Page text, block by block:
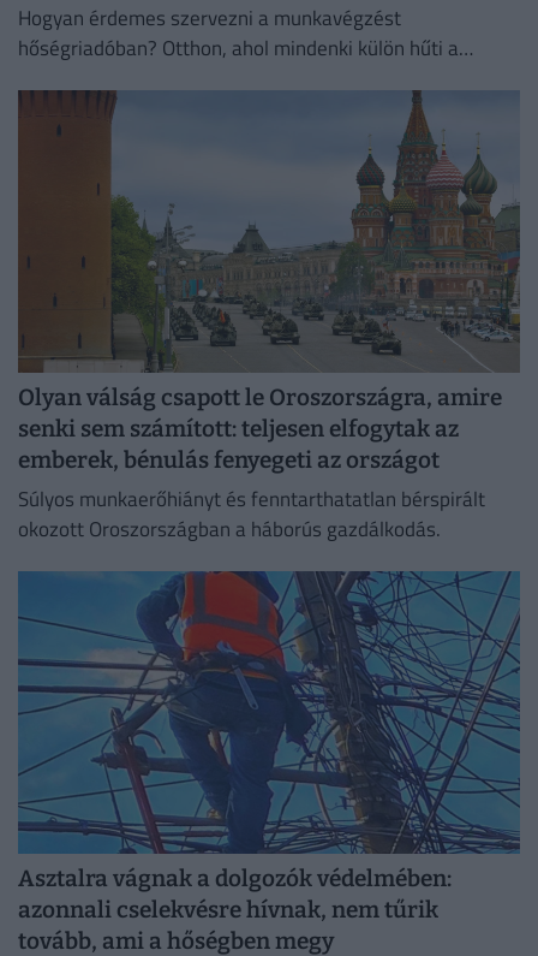
Hogyan érdemes szervezni a munkavégzést
hőségriadóban? Otthon, ahol mindenki külön hűti a
irodaházban, ahol a hűtés központilag működik.
Olyan válság csapott le Oroszországra, amire
senki sem számított: teljesen elfogytak az
emberek, bénulás fenyegeti az országot
Súlyos munkaerőhiányt és fenntarthatatlan bérspirált
okozott Oroszországban a háborús gazdálkodás.
Asztalra vágnak a dolgozók védelmében:
azonnali cselekvésre hívnak, nem tűrik
tovább, ami a hőségben megy